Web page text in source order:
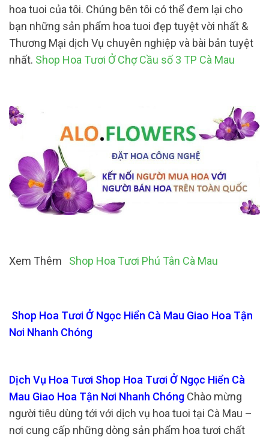
hoa tuoi của tôi. Chúng bên tôi có thể đem lại cho
bạn những sản phẩm hoa tuoi đẹp tuyệt vời nhất &
Thương Mại dịch Vụ chuyên nghiệp và bài bản tuyệt
nhất. Shop Hoa Tươi Ở Chợ Cầu số 3 TP Cà Mau
Xem Thêm Shop Hoa Tươi Phú Tân Cà Mau
Shop Hoa Tươi Ở Ngọc Hiển Cà Mau Giao Hoa Tận
Nơi Nhanh Chóng
Dịch Vụ Hoa Tươi Shop Hoa Tươi Ở Ngọc Hiển Cà
Mau Giao Hoa Tận Nơi Nhanh Chóng Chào mừng
người tiêu dùng tới với dịch vụ hoa tuoi tại Cà Mau –
nơi cung cấp những dòng sản phẩm hoa tươi chất